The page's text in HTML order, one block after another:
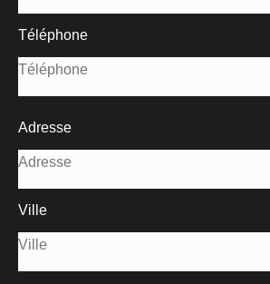
Téléphone
Adresse
Ville